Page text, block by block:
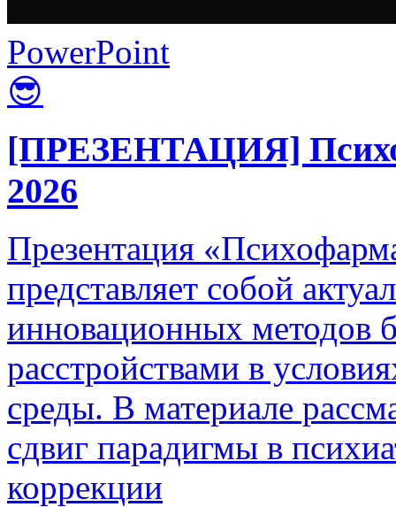
PowerPoint
😎
[ПРЕЗЕНТАЦИЯ]
2026
Презентация
представляет собой
инновационных методов
расстройствами в
среды. В материале
сдвиг парадигмы в
коррекции